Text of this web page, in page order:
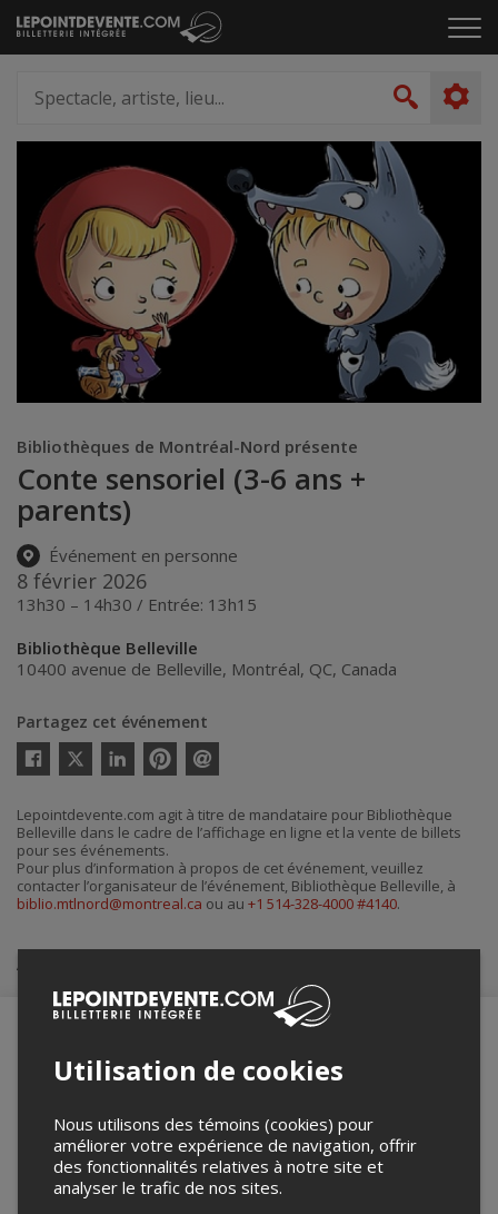
Passer
au
le
artiste,
lieu...
Bibliothèques de Montréal-Nord présente
Conte sensoriel (3-6 ans +
parents)
Événement en personne
8 février 2026
13h30 – 14h30 / Entrée: 13h15
Bibliothèque Belleville
10400 avenue de Belleville, Montréal, QC, Canada
Partagez cet événement
Twitter
courriel
Lepointdevente.com agit à titre de mandataire pour Bibliothèque
Belleville dans le cadre de l’affichage en ligne et la vente de billets
pour ses événements.
Pour plus d’information à propos de cet événement, veuillez
contacter l’organisateur de l’événement, Bibliothèque Belleville, à
biblio.mtlnord@montreal.ca ou au +1 514-328-4000 #4140.
Achat de billets
Merci de confirmer que vous n'êtes pas un
Utilisation de cookies
Nous utilisons des témoins (cookies) pour
améliorer votre expérience de navigation, offrir
des fonctionnalités relatives à notre site et
analyser le trafic de nos sites.